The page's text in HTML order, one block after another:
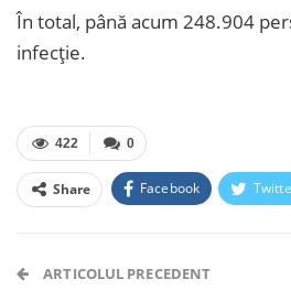
În total, până acum 248.904
infecție.
0
422
Share Facebook
Telegram WhatsApp
ARTICOLUL PRECEDENT